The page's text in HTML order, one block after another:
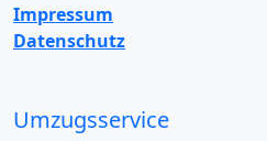
Impressum
Datenschutz
Umzugsservice